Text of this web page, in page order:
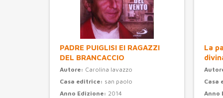
PADRE PUIGLISI EI RAGAZZI
DEL BRANCACCIO
Autore: Carolina Iavazzo
Casa editrice: san paolo
Anno Edizione: 2014
La
Casa
Anno